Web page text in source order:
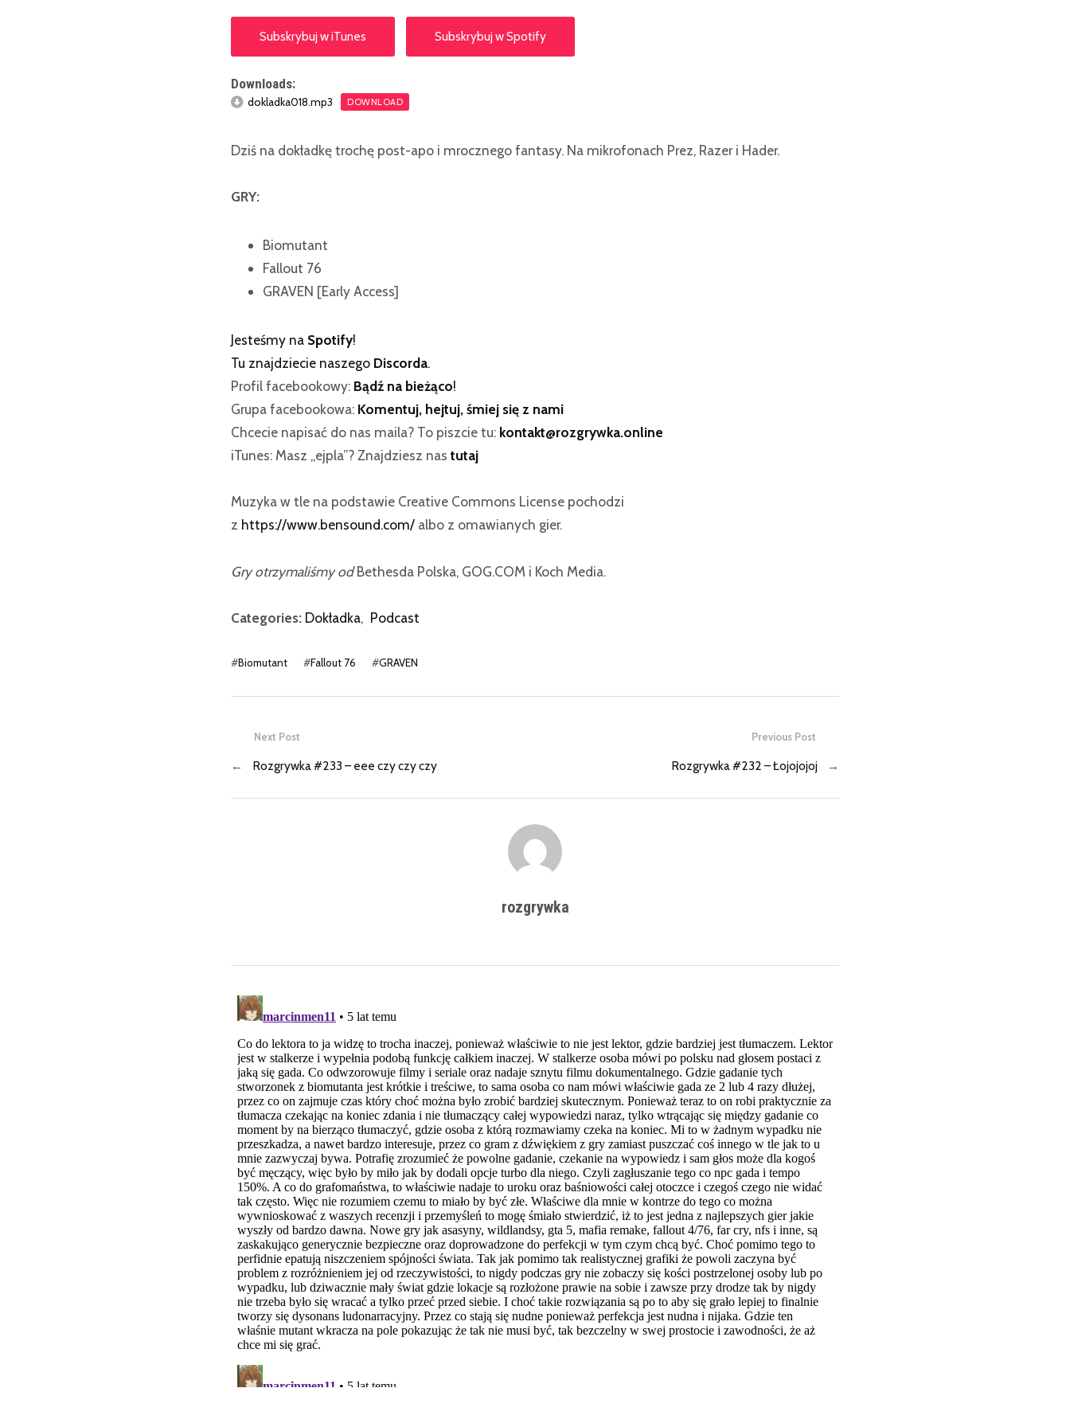
Subskrybuj w iTunes Subskrybuj w Spotify
Downloads:
dokladka018.mp3 DOWNLOAD
Dziś na dokładkę trochę post-apo i mrocznego fantasy. Na mikrofonach Prez, Razer i Hader.
GRY:
Biomutant
Fallout 76
GRAVEN [Early Access]
Jesteśmy na Spotify!
Tu znajdziecie naszego Discorda.
Profil facebookowy: Bądź na bieżąco!
Grupa facebookowa: Komentuj, hejtuj, śmiej się z nami
Chcecie napisać do nas maila? To piszcie tu: kontakt@rozgrywka.online
iTunes: Masz „ejpla”? Znajdziesz nastutaj
Muzyka w tle na podstawie Creative Commons License pochodzi
z https://www.bensound.com/ albo z omawianych gier.
Gry otrzymaliśmy odBethesda Polska, GOG.COM i Koch Media.
Categories: Dokładka, Podcast
#Biomutant #Fallout 76 #GRAVEN
Previous Post
Rozgrywka #232 – Łojojojoj →
Next Post
← Rozgrywka #233 – eee czy czy czy
rozgrywka